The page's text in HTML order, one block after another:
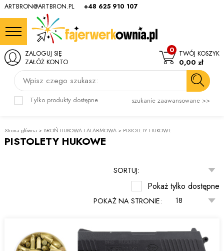
ARTBRON@ARTBRON.PL +48 625 910 107
Wpisz czego szukasz:
Tylko produkty dostępne szukanie zaawansowane >>
ZALOGUJ SIĘ
ZAŁÓŻ KONTO
TWÓJ KOSZYK
0
0,00 zł
Strona główna > BROŃ HUKOWA I ALARMOWA > PISTOLETY HUKOWE
PISTOLETY HUKOWE
SORTUJ:
Pokaż tylko dostępne
POKAŻ NA STRONIE: